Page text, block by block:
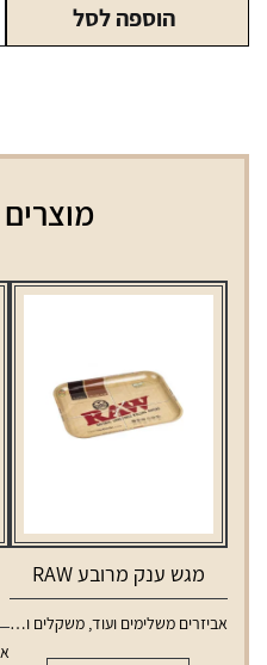
הוספה לסל
מגש ענק מרובע RAW
אביזרים משלימים ועוד, משקלים ומגשים